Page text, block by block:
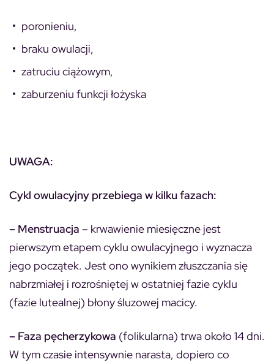
poronieniu,
braku owulacji,
zatruciu ciążowym,
zaburzeniu funkcji łożyska
UWAGA:
Cykl owulacyjny przebiega w kilku fazach:
– Menstruacja – krwawienie miesięczne jest
pierwszym etapem cyklu owulacyjnego i wyznacza
jego początek. Jest ono wynikiem złuszczania się
nabrzmiałej i rozrośniętej w ostatniej fazie cyklu
(fazie lutealnej) błony śluzowej macicy.
– Faza pęcherzykowa (folikularna) trwa około 14 dni.
W tym czasie intensywnie narasta, dopiero co